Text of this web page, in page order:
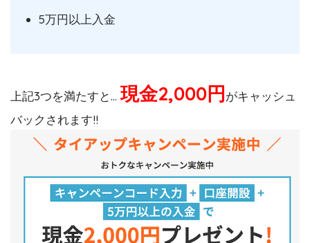
5万円以上入金
上記3つを満たすと…現金2,000円がキャッシュ
バックされます!!